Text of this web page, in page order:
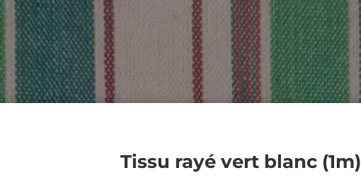
Tissu rayé vert blanc (1m)